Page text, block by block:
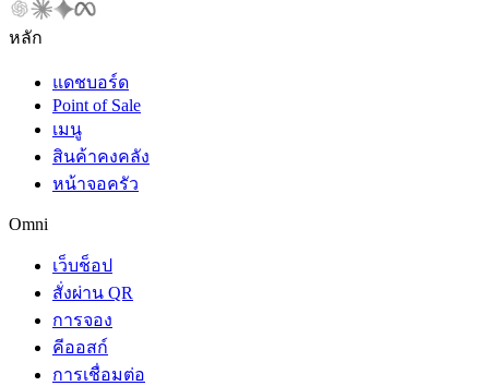
หลัก
แดชบอร์ด
Point of Sale
เมนู
สินค้าคงคลัง
หน้าจอครัว
Omni
เว็บช็อป
สั่งผ่าน QR
การจอง
คีออสก์
การเชื่อมต่อ